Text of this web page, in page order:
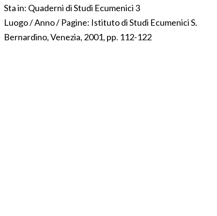
Sta in: Quaderni di Studi Ecumenici 3
Luogo / Anno / Pagine: Istituto di Studi Ecumenici S.
Bernardino, Venezia, 2001, pp. 112-122